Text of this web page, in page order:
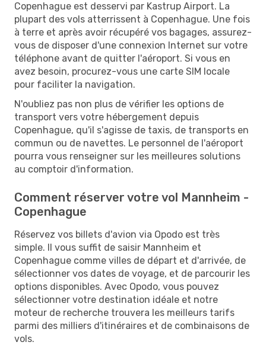
Copenhague est desservi par Kastrup Airport. La
plupart des vols atterrissent à Copenhague. Une fois
à terre et après avoir récupéré vos bagages, assurez-
vous de disposer d'une connexion Internet sur votre
téléphone avant de quitter l'aéroport. Si vous en
avez besoin, procurez-vous une carte SIM locale
pour faciliter la navigation.
N'oubliez pas non plus de vérifier les options de
transport vers votre hébergement depuis
Copenhague, qu'il s'agisse de taxis, de transports en
commun ou de navettes. Le personnel de l'aéroport
pourra vous renseigner sur les meilleures solutions
au comptoir d'information.
Comment réserver votre vol Mannheim -
Copenhague
Réservez vos billets d'avion via Opodo est très
simple. Il vous suffit de saisir Mannheim et
Copenhague comme villes de départ et d'arrivée, de
sélectionner vos dates de voyage, et de parcourir les
options disponibles. Avec Opodo, vous pouvez
sélectionner votre destination idéale et notre
moteur de recherche trouvera les meilleurs tarifs
parmi des milliers d'itinéraires et de combinaisons de
vols.